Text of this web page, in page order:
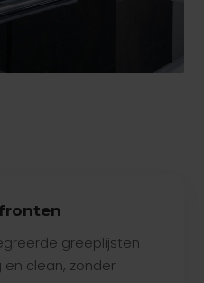
greeplijsten
clean, zonder